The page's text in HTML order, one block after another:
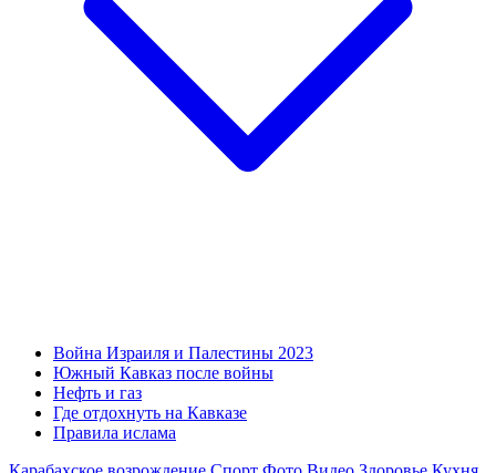
Война Израиля и Палестины 2023
Южный Кавказ после войны
Нефть и газ
Где отдохнуть на Кавказе
Правила ислама